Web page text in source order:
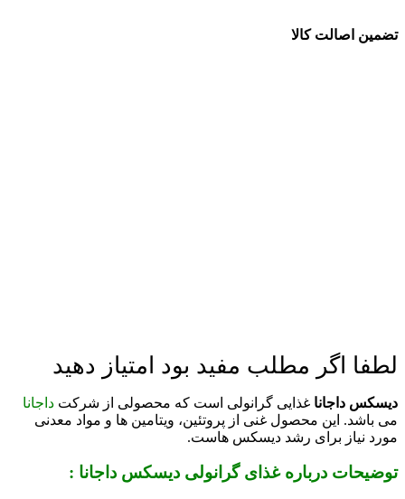
تضمین اصالت کالا
لطفا اگر مطلب مفید بود امتیاز دهید
دیسکس داجانا غذایی گرانولی است که محصولی از شرکت داجانا
می باشد. این محصول غنی از پروتئین، ویتامین ها و مواد معدنی
مورد نیاز برای رشد دیسکس هاست.
توضیحات دربارهغذای گرانولی دیسکس داجانا :